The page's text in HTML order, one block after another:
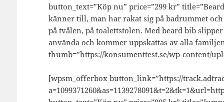
button_text=”Köp nu” price=”299 kr”
känner till, man har rakat sig på badrummet
på tvålen, på toalettstolen. Med beard bib
använda och kommer uppskattas av alla
thumb=”https://konsumenttest.se/wp-content/
[wpsm_offerbox button_link=”https://